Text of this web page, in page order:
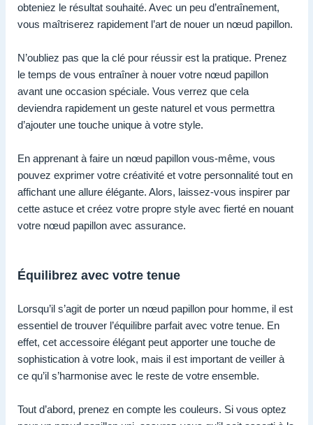
obteniez le résultat souhaité. Avec un peu d’entraînement,
vous maîtriserez rapidement l’art de nouer un nœud papillon.
N’oubliez pas que la clé pour réussir est la pratique. Prenez
le temps de vous entraîner à nouer votre nœud papillon
avant une occasion spéciale. Vous verrez que cela
deviendra rapidement un geste naturel et vous permettra
d’ajouter une touche unique à votre style.
En apprenant à faire un nœud papillon vous-même, vous
pouvez exprimer votre créativité et votre personnalité tout en
affichant une allure élégante. Alors, laissez-vous inspirer par
cette astuce et créez votre propre style avec fierté en nouant
votre nœud papillon avec assurance.
Équilibrez avec votre tenue
Lorsqu’il s’agit de porter un nœud papillon pour homme, il est
essentiel de trouver l’équilibre parfait avec votre tenue. En
effet, cet accessoire élégant peut apporter une touche de
sophistication à votre look, mais il est important de veiller à
ce qu’il s’harmonise avec le reste de votre ensemble.
Tout d’abord, prenez en compte les couleurs. Si vous optez